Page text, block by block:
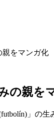
親をマンガ化
の親を
」の生